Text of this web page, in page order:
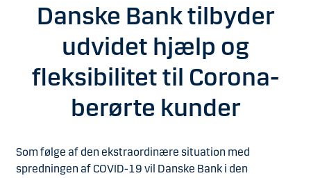
Danske Bank tilbyder
udvidet hjælp og
fleksibilitet til Corona-
berørte kunder
Som følge af den ekstraordinære situation med
spredningen af COVID-19 vil Danske Bank i den